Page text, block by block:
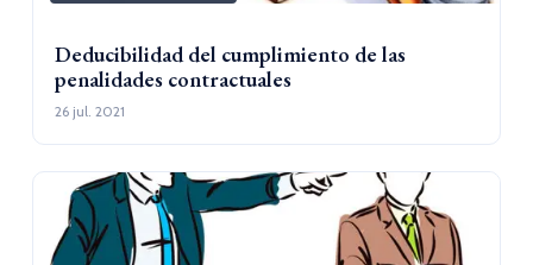
Deducibilidad del cumplimiento de las
penalidades contractuales
26 jul. 2021